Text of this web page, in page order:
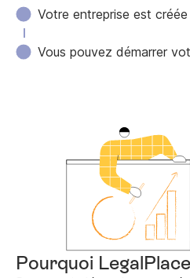
Votre entreprise est créée
Vous pouvez démarrer
Pourquoi